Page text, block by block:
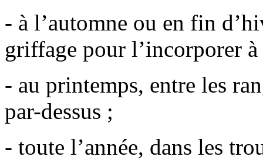
- à l’automne ou en fin
griffage pour l’incorporer
- au printemps, entre les
par-dessus ;
- toute l’année, dans les